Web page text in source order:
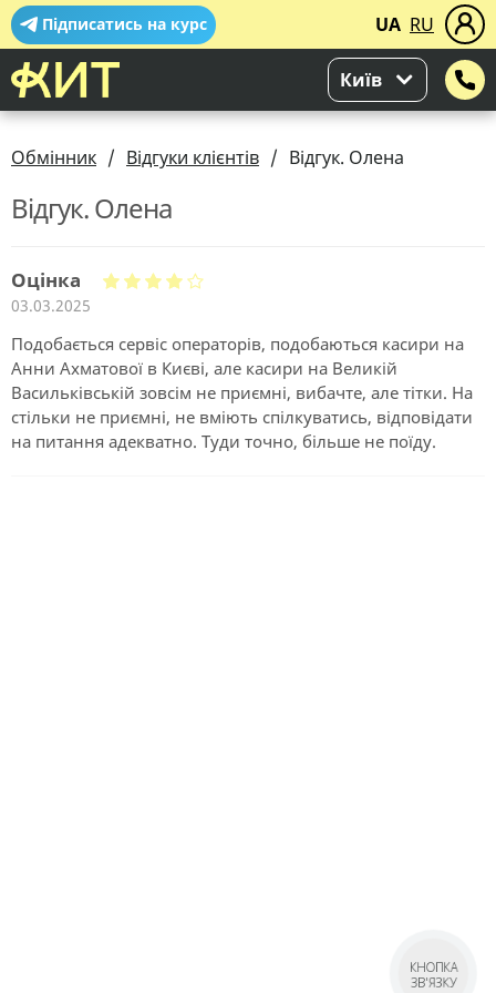
Підписатись на курс UA RU
Київ
Обмінник Відгуки клієнтів Відгук. Олена
Відгук. Олена
Оцінка
03.03.2025
Подобається сервіс операторів, подобаються касири на
Анни Ахматової в Києві, але касири на Великій
Васильківській зовсім не приємні, вибачте, але тітки. На
стільки не приємні, не вміють спілкуватись, відповідати
на питання адекватно. Туди точно, більше не поїду.
КНОПКА
ЗВ'ЯЗКУ